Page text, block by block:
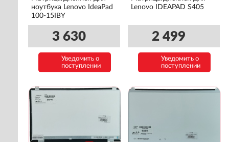
ноутбука Lenovo IdeaPad
100-15IBY
3 630
Уведомить о
поступлении
Lenovo IDEAPAD S405
2 499
Уведомить о
поступлении